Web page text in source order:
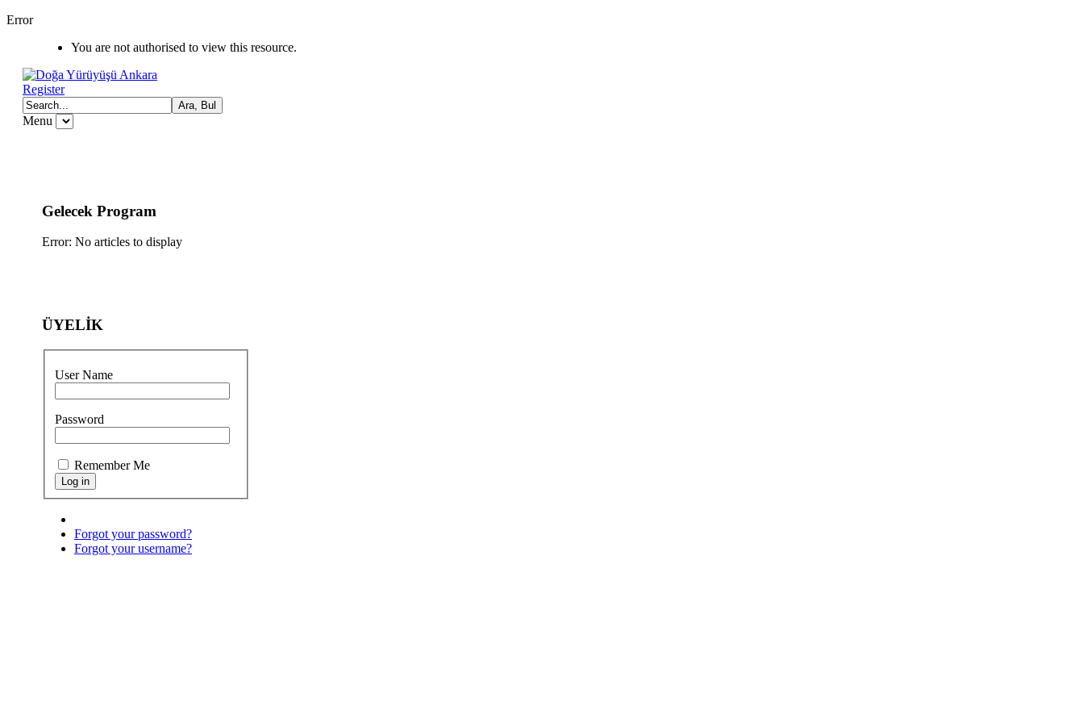
Error
You are not authorised to view this resource.
Register
Menu
Gelecek Program
Error: No articles to display
ÜYELİK
User Name
Password
Remember Me
Forgot your password?
Forgot your username?